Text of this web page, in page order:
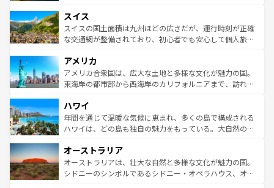
れる地方に足を運ぶとそれぞれで全く異なる文化を体験で
きるだろう。 なお、新着のフランス情報はコンテンツ一覧
を参照してほしい。
は、お酒好きな人にはぜひ体験してほしい。 なお、新着の
ドイツ情報はコンテンツ一覧を参照してほしい。
リアごとに異なる魅力がある。また、優雅なアフタヌーン
ティー、ビール好きにはたまらない英国パブ、サッカー観
戦など、本場だからこそできる体験も豊富。イギリスを旅
ンツ一覧を参照してほしい。
スイス
スイスの国土面積は九州ほどの広さだが、運行時刻が正確
な交通網が整備されており、初心者でも安心して個人旅行
の建物がそのまま残る町や、スイスならではのユニークな
博物館もあり、アルプス観光だけでなく町歩きも満喫する
ことができる。国民の所得が高いため物価も高いが、旅行
ば市内交通費無料で観光を楽しむこともできる。 なお、新
着のスイス情報はコンテンツ一覧 を参照してほしい。
アメリカ
アメリカ合衆国は、広大な土地と多様な文化が魅力の国。
東海岸の都市部から西海岸のカリフォルニアまで、訪れる
のような巨大都市は、観光、ショッピング、エンターテイ
ンメントが詰まった刺激的なスポットだ。一方、アメリカ
西部には大自然が広がり、グランドキャニオンやイエロー
部のニューオーリンズでは、音楽と美食が融合した独特の
文化が魅力。旅行者はアメリカの各地域で異なる魅力を楽
しみながら、その多様性と豊かな歴史を感じることができ
ハワイ
年間を通じて温暖な気候に恵まれ、多くの島で構成される
ハワイは、どの島も独自の魅力をもっている。大自然の神
ワイ島は見逃せない。また、定番の観光地といえばオアフ
島だが、静かな自然を求めるならマウイ島やカウアイ島が
おすすめ。エメラルドグリーンに輝く海をはじめ、豊かな
オーストラリア
オーストラリアは、壮大な自然と多様な文化が魅力の国。
シドニーのシンボルであるシドニー・オペラハウス、オー